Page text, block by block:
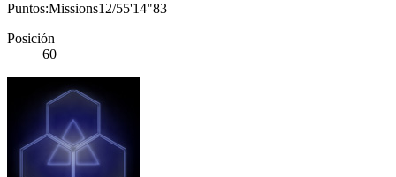
Puntos:Missions12/55'14"83
Posición
60